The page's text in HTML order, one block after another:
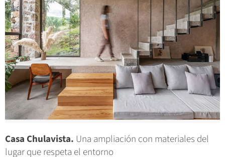
Casa Chulavista. Una ampliación con materiales del
lugar que respeta el entorno